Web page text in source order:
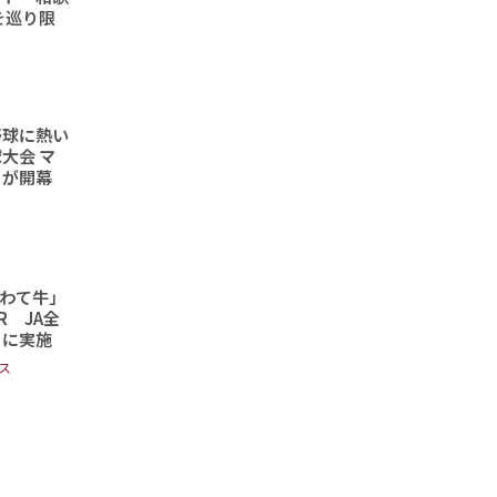
り限
に熱い
会 マ
開幕
て牛」
JA全
実施